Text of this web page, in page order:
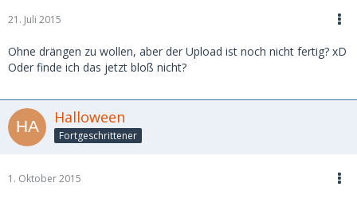
21. Juli 2015
Ohne drängen zu wollen, aber der Upload ist noch nicht fertig? xD
Oder finde ich das jetzt bloß nicht?
Halloween
Fortgeschrittener
1. Oktober 2015